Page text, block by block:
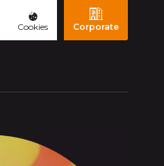
Cookies Corporate